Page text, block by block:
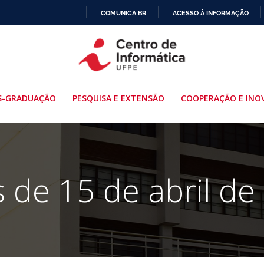
PARA
O
COMUNICA BR ACESSO À INFORMAÇÃO
GRADUAÇÃO PESQUISA E EXTENSÃO COOPERAÇÃO E
de 15 de abril